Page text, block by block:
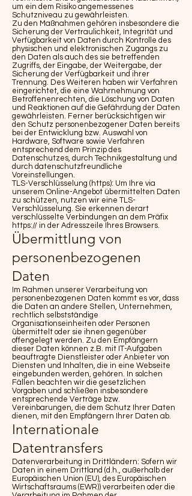
um ein dem Risiko angemessenes
Schutzniveau zu gewährleisten.
Zu den Maßnahmen gehören insbesondere die
Sicherung der Vertraulichkeit, Integrität und
Verfügbarkeit von Daten durch Kontrolle des
physischen und elektronischen Zugangs zu
den Daten als auch des sie betreffenden
Zugriffs, der Eingabe, der Weitergabe, der
Sicherung der Verfügbarkeit und ihrer
Trennung. Des Weiteren haben wir Verfahren
eingerichtet, die eine Wahrnehmung von
Betroffenenrechten, die Löschung von Daten
und Reaktionen auf die Gefährdung der Daten
gewährleisten. Ferner berücksichtigen wir
den Schutz personenbezogener Daten bereits
bei der Entwicklung bzw. Auswahl von
Hardware, Software sowie Verfahren
entsprechend dem Prinzip des
Datenschutzes, durch Technikgestaltung und
durch datenschutzfreundliche
Voreinstellungen.
TLS-Verschlüsselung (https): Um Ihre via
unserem Online-Angebot übermittelten Daten
zu schützen, nutzen wir eine TLS-
Verschlüsselung. Sie erkennen derart
verschlüsselte Verbindungen an dem Präfix
https:// in der Adresszeile Ihres Browsers.
Übermittlung von
personenbezogenen
Daten
Im Rahmen unserer Verarbeitung von
personenbezogenen Daten kommt es vor, dass
die Daten an andere Stellen, Unternehmen,
rechtlich selbstständige
Organisationseinheiten oder Personen
übermittelt oder sie ihnen gegenüber
offengelegt werden. Zu den Empfängern
dieser Daten können z.B. mit IT-Aufgaben
beauftragte Dienstleister oder Anbieter von
Diensten und Inhalten, die in eine Webseite
eingebunden werden, gehören. In solchen
Fällen beachten wir die gesetzlichen
Vorgaben und schließen insbesondere
entsprechende Verträge bzw.
Vereinbarungen, die dem Schutz Ihrer Daten
dienen, mit den Empfängern Ihrer Daten ab.
Internationale
Datentransfers
Datenverarbeitung in Drittländern: Sofern wir
Daten in einem Drittland (d.h., außerhalb der
Europäischen Union (EU), des Europäischen
Wirtschaftsraums (EWR)) verarbeiten oder die